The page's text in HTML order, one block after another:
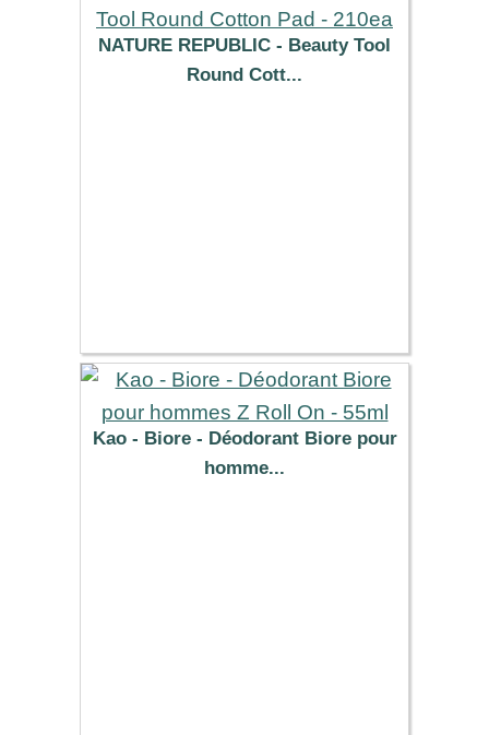
NATURE REPUBLIC - Beauty Tool
Round Cott...
Kao - Biore - Déodorant Biore pour
homme...